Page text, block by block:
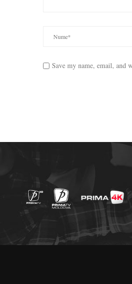
Save my name, email, and